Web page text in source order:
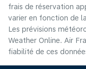
frais de réservation
varier en fonction de
Les prévisions
Weather Online. Air
fiabilité de ces